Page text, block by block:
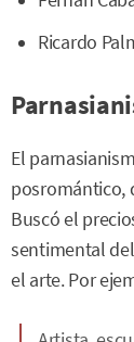
Ricardo
El
posromántico,
Buscó el
sentimental
el arte. Por